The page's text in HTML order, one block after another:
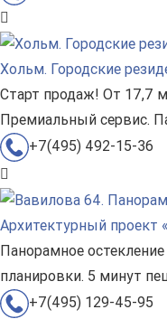
Хольм. Городские
Старт продаж! От 17,7
Премиальный сервис.
+7(495) 492-15-36
Архитектурный проект
Панорамное
планировки. 5 минут
+7(495) 129-45-95